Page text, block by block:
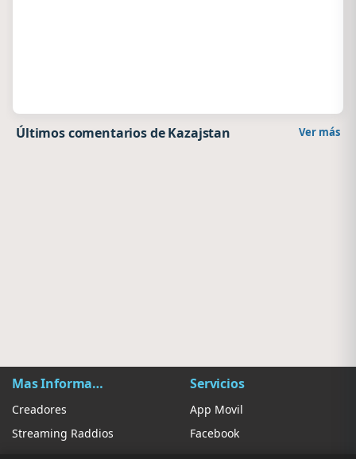
Últimos comentarios de Kazajstan Ver más
Mas Información
Creadores
Streaming Raddios
Servicios
App Movil
Facebook